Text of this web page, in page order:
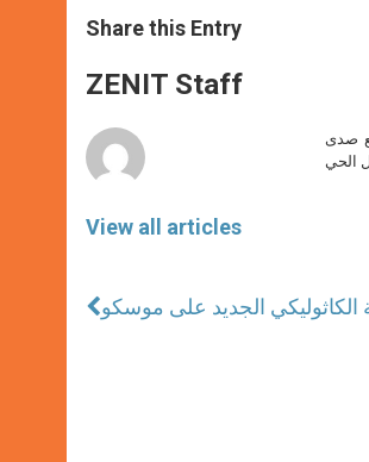
t
s
p
p
s
e
g
e
e
b
o
k
Share this Entry
ZENIT Staff
View all articles
صدى
الجديد على موسكو